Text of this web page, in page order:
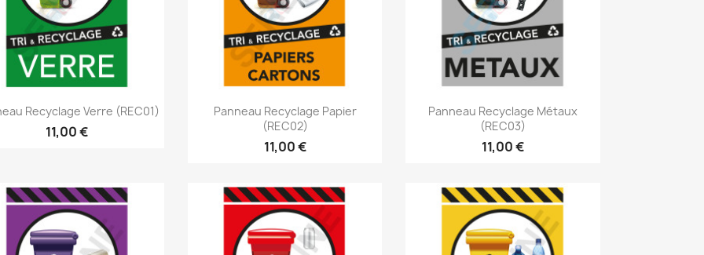
Aperçu rapide
Recyclage Verre (REC01)
11,00 €
Aperçu rapide
Panneau Recyclage Papier
(REC02)
11,00 €
Aperçu rapide
Panneau Recyclage Métaux
(REC03)
11,00 €